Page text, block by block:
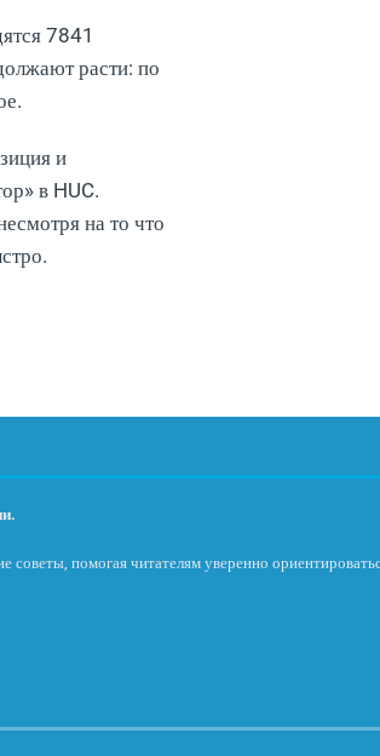
7841
расти: по
и
в HUC.
на то что
помогая читателям уверенно